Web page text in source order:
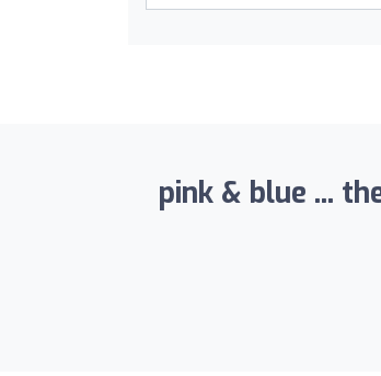
pink & blue ...